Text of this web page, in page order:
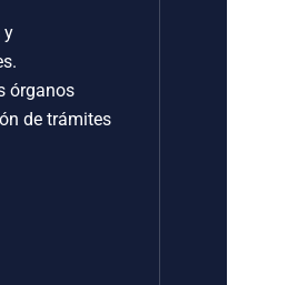
y
órganos
de trámites